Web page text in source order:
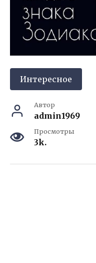
Интересное
Автор
admin1969
Просмотры
3k.